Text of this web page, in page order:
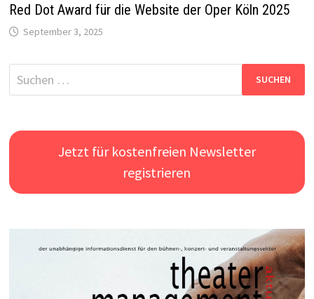
Red Dot Award für die Website der Oper Köln 2025
September 3, 2025
Suchen
nach:
Jetzt für kostenfreien Newsletter
registrieren